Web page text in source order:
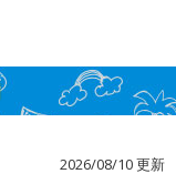
2026/08/10 更新